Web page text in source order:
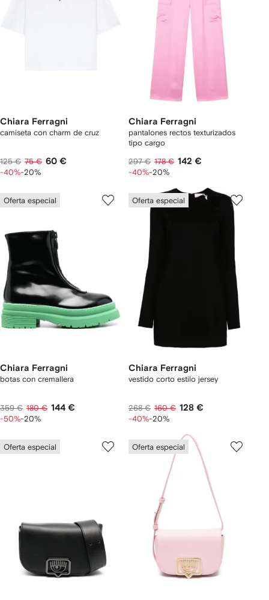
Chiara Ferragni
camiseta con charm de cruz
125 € 75 € 60 €
-40%-20%
Chiara Ferragni
pantalones rectos texturizados
tipo cargo
297 € 178 € 142 €
-40%-20%
Oferta especial
Chiara Ferragni
botas con cremallera
359 € 180 € 144 €
-50%-20%
Oferta especial
Chiara Ferragni
vestido corto estilo jersey
268 € 160 € 128 €
-40%-20%
Oferta especial Oferta especial